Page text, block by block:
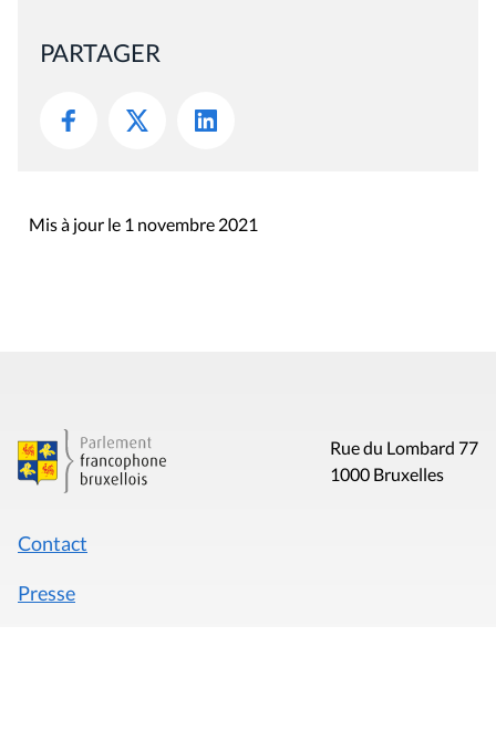
PARTAGER
Mis à jour le 1 novembre 2021
Rue du Lombard 77
1000 Bruxelles
Contact
Presse